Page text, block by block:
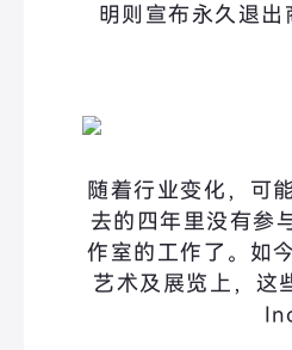
明则宣布永久退出
随着行业变化，可
去的四年里没有参
作室的工作了。如
艺术及展览上，